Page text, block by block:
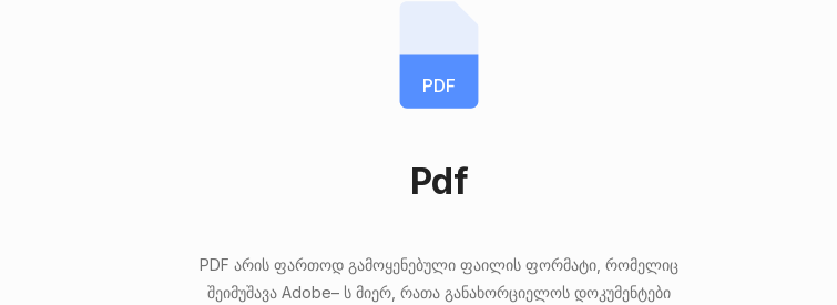
PDF
Pdf
PDF არის ფართოდ გამოყენებული ფაილის ფორმატი, რომელიც
შეიმუშავა Adobe– ს მიერ, რათა განახორციელოს დოკუმენტები